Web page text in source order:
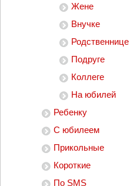
Жене
Внучке
Родственнице
Подруге
Коллеге
На юбилей
Ребенку
С юбилеем
Прикольные
Короткие
По SMS